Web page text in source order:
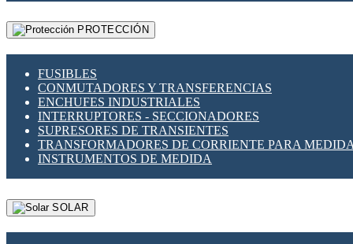
PROTECCIÓN
FUSIBLES
CONMUTADORES Y TRANSFERENCIAS
ENCHUFES INDUSTRIALES
INTERRUPTORES - SECCIONADORES
SUPRESORES DE TRANSIENTES
TRANSFORMADORES DE CORRIENTE PARA
INSTRUMENTOS DE MEDIDA
SOLAR